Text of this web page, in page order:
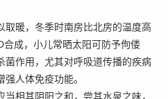
取暖，冬季时南房比北房的温度高
成，小儿常晒太阳可防予佝偻
菌作用，尤其对呼吸道传播的疾病
人体免疫功能。
相其阴阳之和，尝其水泉之味，